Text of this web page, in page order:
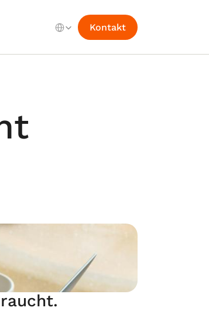
Select Language
Kontakt